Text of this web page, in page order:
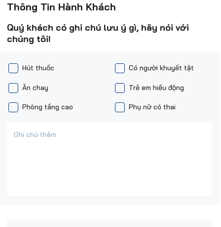
Thông Tin Hành Khách
Quý khách có ghi chú lưu ý gì, hãy nói với
chúng tôi!
Hút thuốc
Phòng tầng cao
Trẻ em hiếu động
Ăn chay
Có người khuyết tật
Phụ nữ có thai